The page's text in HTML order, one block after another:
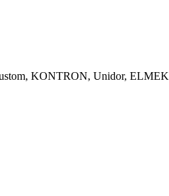
KONTRON, Unidor,